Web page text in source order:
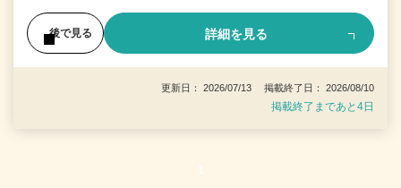
後で見る 詳細を見る
更新日： 2026/07/13 掲載終了日： 2026/08/10
掲載終了まであと4日
1